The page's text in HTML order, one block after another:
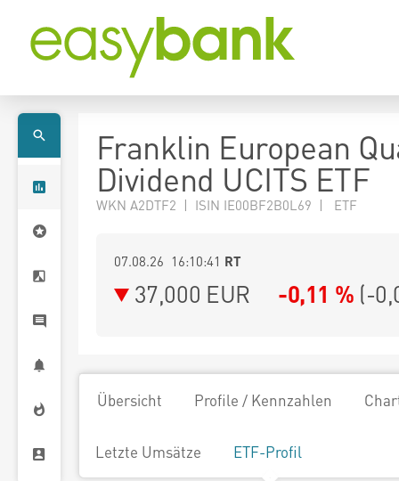
Franklin European
Dividend UCITS ETF
WKN A2DTF2 | ISIN IE00BF2B0L69 | ETF
07.08.26 16:10:41 RT
37,000 EUR -0,11 % (-
Übersicht Profile / Kennzahlen
Letzte Umsätze ETF-Profil